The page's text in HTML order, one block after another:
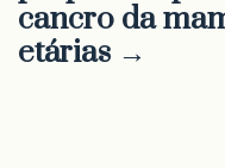
cancro da
etárias →